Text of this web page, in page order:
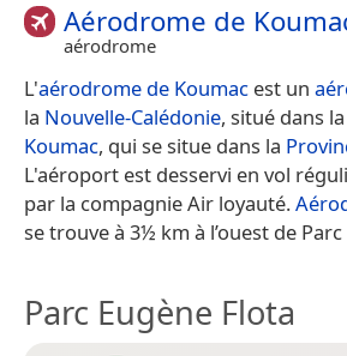
Aérodrome de
aérodrome
L'aérodrome de Koumac est un
la Nouvelle-Calédonie, situé dans
Koumac, qui se situe dans la
L'aéroport est desservi en vol
par la compagnie Air loyauté.
se trouve à 3½ km à l’ouest de
Parc Eugène Flota